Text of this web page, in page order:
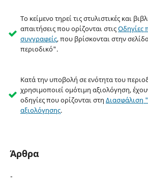
Το κείμενο τηρεί τις στυλιστικές και
απαιτήσεις που ορίζονται στιςΟδηγίες
συγγραφείς, που βρίσκονται στην
περιοδικό".
Κατά την υποβολή σε ενότητα του
χρησιμοποιεί ομότιμη αξιολόγηση,
οδηγίες που ορίζονται στη Διασφάλιση
αξιολόγησης.
Άρθρα
-